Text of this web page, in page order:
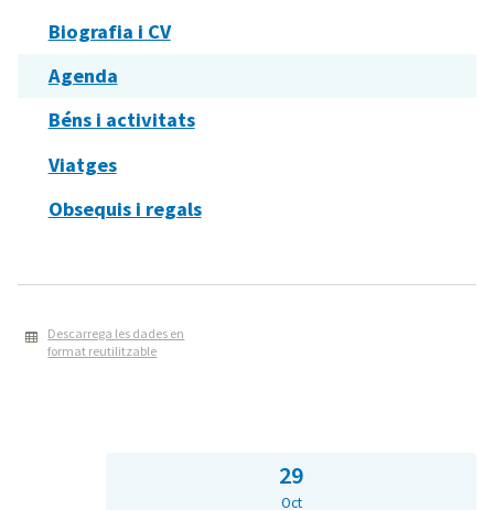
Biografia i CV
Agenda
Béns i activitats
Viatges
Obsequis i regals
Descarrega les dades en
format reutilitzable
29
Oct